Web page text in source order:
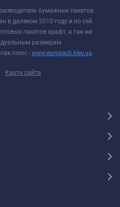
бумажных пакетов
в далеком 2010 году и по сей
пакетов крафт, а так же
размерам.
плюс - www.europack.kiev.ua.
Карта сайта